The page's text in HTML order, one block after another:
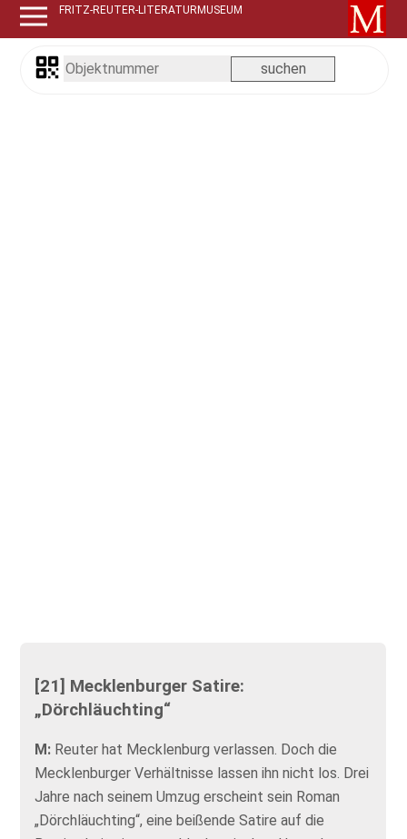
FRITZ-REUTER-LITERATURMUSEUM
[21] Mecklenburger Satire:
„Dörchläuchting“
M: Reuter hat Mecklenburg verlassen. Doch die
Mecklenburger Verhältnisse lassen ihn nicht los. Drei
Jahre nach seinem Umzug erscheint sein Roman
„Dörchläuchting“, eine beißende Satire auf die